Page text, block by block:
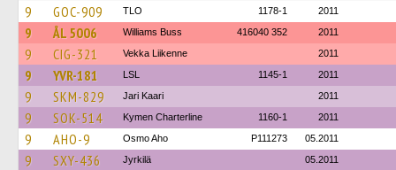
9 GOC-909 TLO 1178-1 2011
9 ÅL 5006 Williams Buss 416040 352 2011
9 CIG-321 Vekka Liikenne 2011
9 YVR-181 LSL 1145-1 2011
9 SKM-829 Jari Kaari 2011
9 SOK-514 Kymen Charterline 1160-1 2011
9 AHO-9 Osmo Aho P111273 05.2011
9 SXY-436 Jyrkilä 05.2011